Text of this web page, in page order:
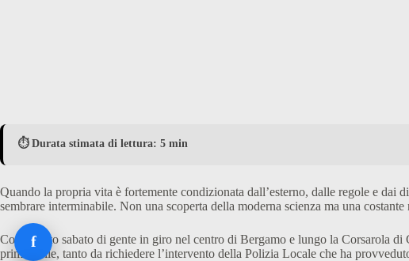
⏱️ Durata stimata di lettura: 5 min
Quando la propria vita è fortemente condizionata dall’esterno, dalle regole e
sembrare interminabile. Non una scoperta della moderna scienza ma una
Così questo sabato di gente in giro nel centro di Bergamo e lungo la Corsarola
primaverile, tanto da richiedere l’intervento della Polizia Locale che ha
f